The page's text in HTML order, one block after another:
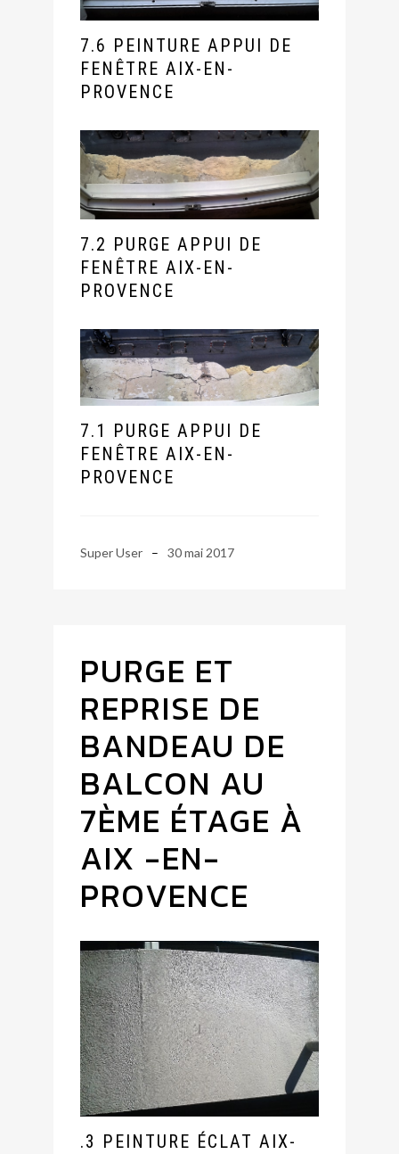
7.6 PEINTURE APPUI DE
FENÊTRE AIX-EN-
PROVENCE
7.2 PURGE APPUI DE
FENÊTRE AIX-EN-
PROVENCE
7.1 PURGE APPUI DE
FENÊTRE AIX-EN-
PROVENCE
Super User 30 mai 2017
PURGE ET
REPRISE DE
BANDEAU DE
BALCON AU
7ÈME ÉTAGE À
AIX -EN-
PROVENCE
.3 PEINTURE ÉCLAT AIX-